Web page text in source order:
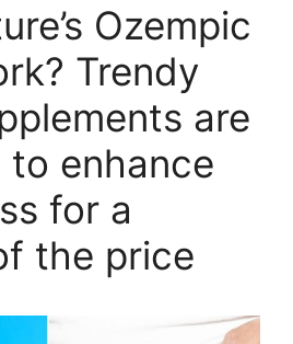
Ozempic
Trendy
are
to enhance
for a
the price